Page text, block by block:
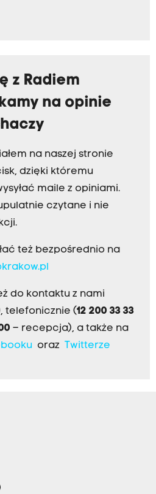
z Radiem
na opinie
na naszej stronie
dzięki któremu
maile z opiniami.
czytane i nie
też bezpośrednio na
do kontaktu z nami
, telefonicznie (12 200 33 33
– recepcja), a także na
oraz Twitterze